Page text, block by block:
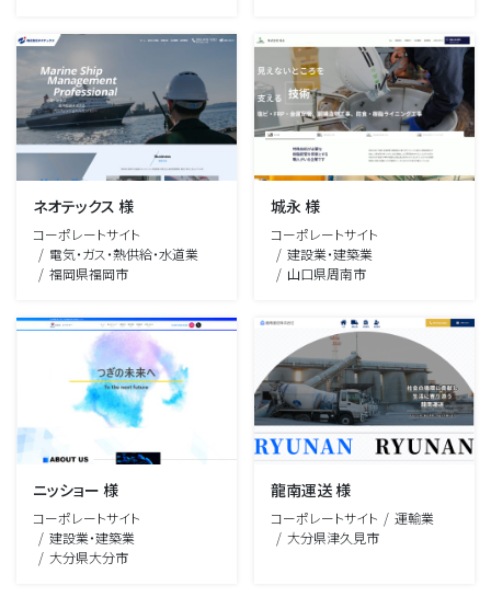
ネオテックス 様
コーポレートサイト
電気・ガス・熱供給・水道業
福岡県福岡市
城永 様
コーポレートサイト
建設業・建築業
山口県周南市
ニッショー 様
コーポレートサイト
建設業・建築業
大分県大分市
龍南運送 様
コーポレートサイト
運輸業
大分県津久見市